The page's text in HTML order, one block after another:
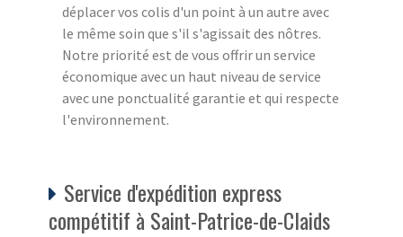
déplacer vos colis d'un point à un autre avec
le même soin que s'il s'agissait des nôtres.
Notre priorité est de vous offrir un service
économique avec un haut niveau de service
avec une ponctualité garantie et qui respecte
l'environnement.
Service d'expédition express
compétitif à Saint-Patrice-de-Claids